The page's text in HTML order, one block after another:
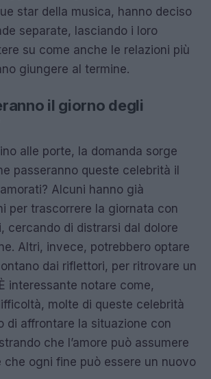
star della musica, hanno deciso
separate, lasciando i loro
su come anche le relazioni più
giungere al termine.
il giorno degli
alle porte, la domanda sorge
passeranno queste celebrità il
Alcuni hanno già
per trascorrere la giornata con
cercando di distrarsi dal dolore
Altri, invece, potrebbero optare
dai riflettori, per ritrovare un
interessante notare come,
molte di queste celebrità
di affrontare la situazione con
che l’amore può assumere
che ogni fine può essere un nuovo